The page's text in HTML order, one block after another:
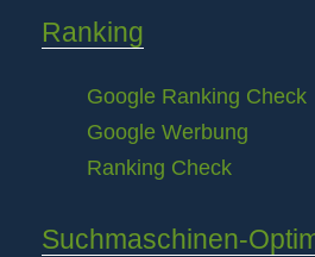
Ranking
Google Ranking Check
Google Werbung
Ranking Check
Suchmaschinen-